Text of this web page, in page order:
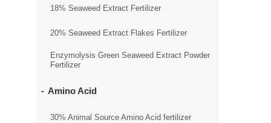
18% Seaweed Extract Fertilizer
20% Seaweed Extract Flakes Fertilizer
Enzymolysis Green Seaweed Extract Powder
Fertilizer
Amino Acid
30% Animal Source Amino Acid fertilizer